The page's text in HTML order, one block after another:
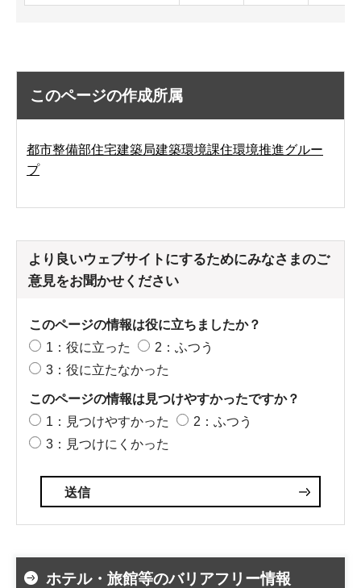
このページの作成所属
都市整備部住宅建築局建築環境課住環境推進グルー
プ
より良いウェブサイトにするためにみなさまのご
意見をお聞かせください
このページの情報は役に立ちましたか？
1：役に立った
2：ふつう
3：役に立たなかった
このページの情報は見つけやすかったですか？
1：見つけやすかった
2：ふつう
3：見つけにくかった
ホテル・旅館等のバリアフリー情報